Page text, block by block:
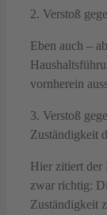
2. Verstoß
Eben auch –
vornherein
3. Verstoß
Zuständigkeit
Hier zitiert der
zwar richtig:
Zuständigkeit